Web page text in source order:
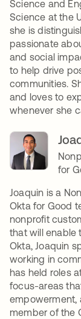
Science and
Science at the
she is
passionate
and social
to help drive
communities.
and loves to
whenever she
for
Joaquin is a
Okta for Good
nonprofit
that will enable
Okta, Joaquin
working in
has held roles
focus-areas
empowerment,
member of the